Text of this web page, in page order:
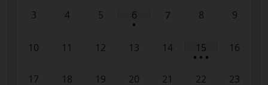
3 4 5 6
•
7 8 9
10 11 12 13 14 15
• • •
16
17 18 19 20 21 22 23